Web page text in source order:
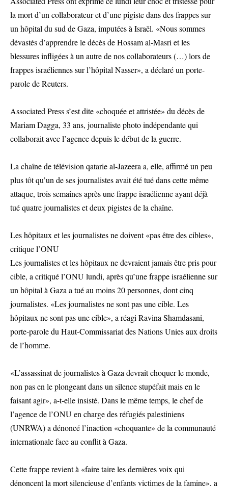
la mort d’un collaborateur et d’une pigiste dans des frappes sur
un hôpital du sud de Gaza, imputées à Israël. «Nous sommes
dévastés d’apprendre le décès de Hossam al-Masri et les
blessures infligées à un autre de nos collaborateurs (…) lors de
frappes israéliennes sur l’hôpital Nasser», a déclaré un porte-
parole de Reuters.
Associated Press s’est dite «choquée et attristée» du décès de
Mariam Dagga, 33 ans, journaliste photo indépendante qui
collaborait avec l’agence depuis le début de la guerre.
La chaîne de télévision qatarie al-Jazeera a, elle, affirmé un peu
plus tôt qu’un de ses journalistes avait été tué dans cette même
attaque, trois semaines après une frappe israélienne ayant déjà
tué quatre journalistes et deux pigistes de la chaîne.
Les hôpitaux et les journalistes ne doivent «pas être des cibles»,
critique l’ONU
Les journalistes et les hôpitaux ne devraient jamais être pris pour
cible, a critiqué l’ONU lundi, après qu’une frappe israélienne sur
un hôpital à Gaza a tué au moins 20 personnes, dont cinq
journalistes. «Les journalistes ne sont pas une cible. Les
hôpitaux ne sont pas une cible», a réagi Ravina Shamdasani,
porte-parole du Haut-Commissariat des Nations Unies aux droits
de l’homme.
«L’assassinat de journalistes à Gaza devrait choquer le monde,
non pas en le plongeant dans un silence stupéfait mais en le
faisant agir», a-t-elle insisté. Dans le même temps, le chef de
l’agence de l’ONU en charge des réfugiés palestiniens
(UNRWA) a dénoncé l’inaction «choquante» de la communauté
internationale face au conflit à Gaza.
Cette frappe revient à «faire taire les dernières voix qui
dénoncent la mort silencieuse d’enfants victimes de la famine», a